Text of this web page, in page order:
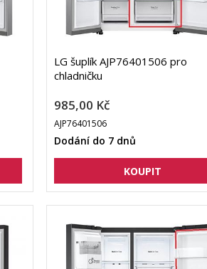
LG šuplík AJP76401506 pro
chladničku
985,00 Kč
AJP76401506
Dodání do 7 dnů